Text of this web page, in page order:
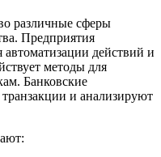
различные сферы
Предприятия
действий и
методы для
Банковские
и анализируют